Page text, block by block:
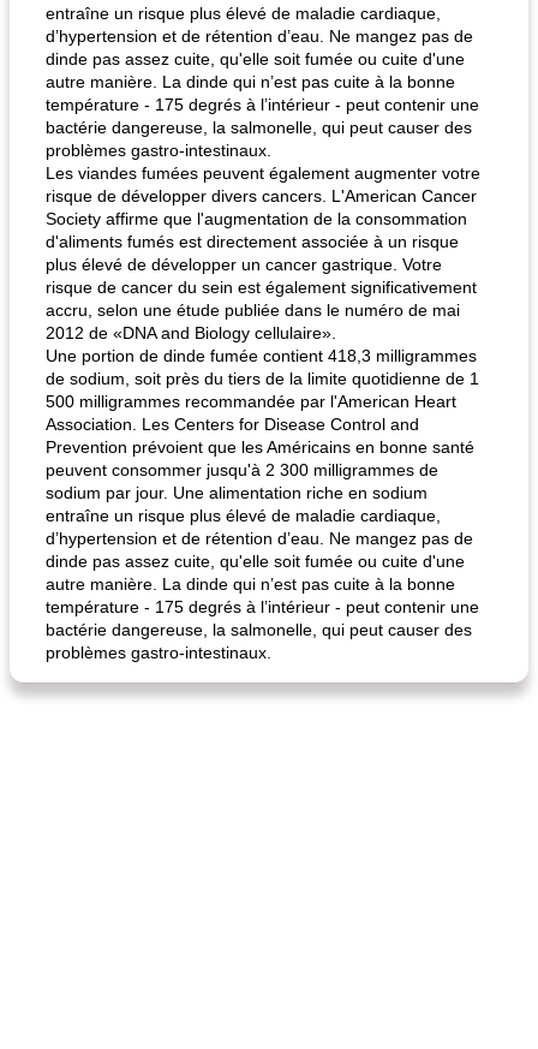
quinoa petit déjeuner méditerranéen
entraîne un risque plus élevé de maladie cardiaque,
d’hypertension et de rétention d’eau. Ne mangez pas de
dinde pas assez cuite, qu'elle soit fumée ou cuite d'une
autre manière. La dinde qui n’est pas cuite à la bonne
température - 175 degrés à l’intérieur - peut contenir une
bactérie dangereuse, la salmonelle, qui peut causer des
problèmes gastro-intestinaux.
Les viandes fumées peuvent également augmenter votre
risque de développer divers cancers. L'American Cancer
Society affirme que l'augmentation de la consommation
d'aliments fumés est directement associée à un risque
plus élevé de développer un cancer gastrique. Votre
risque de cancer du sein est également significativement
accru, selon une étude publiée dans le numéro de mai
2012 de «DNA and Biology cellulaire».
Une portion de dinde fumée contient 418,3 milligrammes
de sodium, soit près du tiers de la limite quotidienne de 1
500 milligrammes recommandée par l'American Heart
Association. Les Centers for Disease Control and
Prevention prévoient que les Américains en bonne santé
peuvent consommer jusqu'à 2 300 milligrammes de
sodium par jour. Une alimentation riche en sodium
entraîne un risque plus élevé de maladie cardiaque,
d’hypertension et de rétention d’eau. Ne mangez pas de
dinde pas assez cuite, qu'elle soit fumée ou cuite d'une
autre manière. La dinde qui n’est pas cuite à la bonne
température - 175 degrés à l’intérieur - peut contenir une
bactérie dangereuse, la salmonelle, qui peut causer des
problèmes gastro-intestinaux.